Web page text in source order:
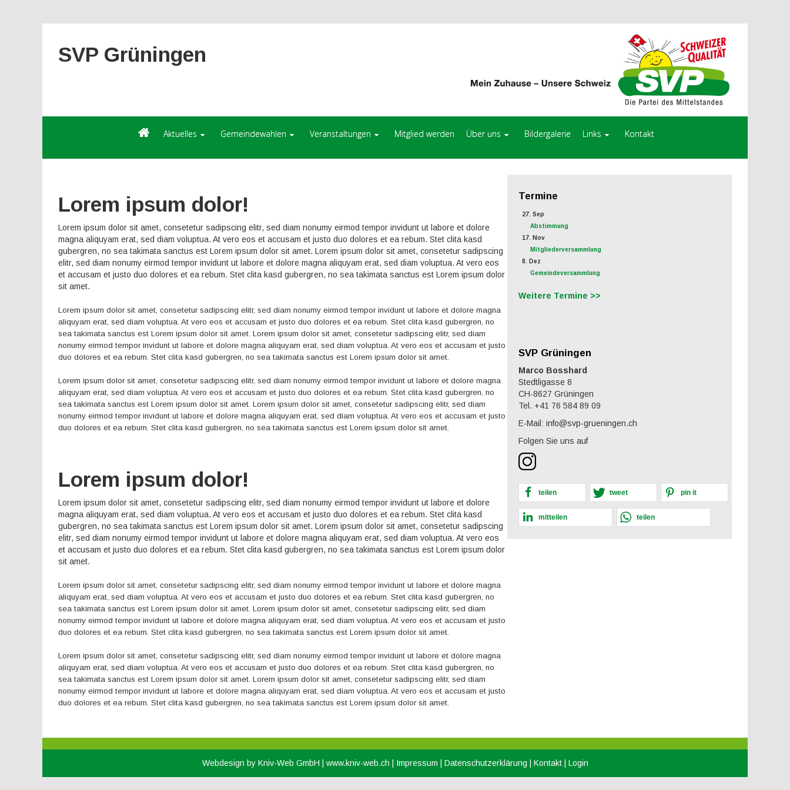
SVP Grüningen
Aktuelles Gemeindewahlen Veranstaltungen Mitglied werden Über uns Bildergalerie Links Kontakt
Lorem ipsum dolor!
Lorem ipsum dolor sit amet, consetetur sadipscing elitr, sed diam nonumy eirmod tempor invidunt ut labore et dolore
magna aliquyam erat, sed diam voluptua. At vero eos et accusam et justo duo dolores et ea rebum. Stet clita kasd
gubergren, no sea takimata sanctus est Lorem ipsum dolor sit amet. Lorem ipsum dolor sit amet, consetetur sadipscing
elitr, sed diam nonumy eirmod tempor invidunt ut labore et dolore magna aliquyam erat, sed diam voluptua. At vero eos
et accusam et justo duo dolores et ea rebum. Stet clita kasd gubergren, no sea takimata sanctus est Lorem ipsum dolor
sit amet.
Lorem ipsum dolor sit amet, consetetur sadipscing elitr, sed diam nonumy eirmod tempor invidunt ut labore et dolore magna
aliquyam erat, sed diam voluptua. At vero eos et accusam et justo duo dolores et ea rebum. Stet clita kasd gubergren, no
sea takimata sanctus est Lorem ipsum dolor sit amet. Lorem ipsum dolor sit amet, consetetur sadipscing elitr, sed diam
nonumy eirmod tempor invidunt ut labore et dolore magna aliquyam erat, sed diam voluptua. At vero eos et accusam et justo
duo dolores et ea rebum. Stet clita kasd gubergren, no sea takimata sanctus est Lorem ipsum dolor sit amet.
Lorem ipsum dolor sit amet, consetetur sadipscing elitr, sed diam nonumy eirmod tempor invidunt ut labore et dolore magna
aliquyam erat, sed diam voluptua. At vero eos et accusam et justo duo dolores et ea rebum. Stet clita kasd gubergren, no
sea takimata sanctus est Lorem ipsum dolor sit amet. Lorem ipsum dolor sit amet, consetetur sadipscing elitr, sed diam
nonumy eirmod tempor invidunt ut labore et dolore magna aliquyam erat, sed diam voluptua. At vero eos et accusam et justo
duo dolores et ea rebum. Stet clita kasd gubergren, no sea takimata sanctus est Lorem ipsum dolor sit amet.
Lorem ipsum dolor!
Lorem ipsum dolor sit amet, consetetur sadipscing elitr, sed diam nonumy eirmod tempor invidunt ut labore et dolore
magna aliquyam erat, sed diam voluptua. At vero eos et accusam et justo duo dolores et ea rebum. Stet clita kasd
gubergren, no sea takimata sanctus est Lorem ipsum dolor sit amet. Lorem ipsum dolor sit amet, consetetur sadipscing
elitr, sed diam nonumy eirmod tempor invidunt ut labore et dolore magna aliquyam erat, sed diam voluptua. At vero eos
et accusam et justo duo dolores et ea rebum. Stet clita kasd gubergren, no sea takimata sanctus est Lorem ipsum dolor
sit amet.
Lorem ipsum dolor sit amet, consetetur sadipscing elitr, sed diam nonumy eirmod tempor invidunt ut labore et dolore magna
aliquyam erat, sed diam voluptua. At vero eos et accusam et justo duo dolores et ea rebum. Stet clita kasd gubergren, no
sea takimata sanctus est Lorem ipsum dolor sit amet. Lorem ipsum dolor sit amet, consetetur sadipscing elitr, sed diam
nonumy eirmod tempor invidunt ut labore et dolore magna aliquyam erat, sed diam voluptua. At vero eos et accusam et justo
duo dolores et ea rebum. Stet clita kasd gubergren, no sea takimata sanctus est Lorem ipsum dolor sit amet.
Lorem ipsum dolor sit amet, consetetur sadipscing elitr, sed diam nonumy eirmod tempor invidunt ut labore et dolore magna
aliquyam erat, sed diam voluptua. At vero eos et accusam et justo duo dolores et ea rebum. Stet clita kasd gubergren, no
sea takimata sanctus est Lorem ipsum dolor sit amet. Lorem ipsum dolor sit amet, consetetur sadipscing elitr, sed diam
nonumy eirmod tempor invidunt ut labore et dolore magna aliquyam erat, sed diam voluptua. At vero eos et accusam et justo
duo dolores et ea rebum. Stet clita kasd gubergren, no sea takimata sanctus est Lorem ipsum dolor sit amet.
Termine
27. Sep
Abstimmung
17. Nov
Mitgliederversammlung
8. Dez
Gemeindeversammlung
Weitere Termine >>
SVP Grüningen
Marco Bosshard
Stedtligasse 8
CH-8627 Grüningen
Tel. +41 76 584 89 09
E-Mail: info@svp-grueningen.ch
Folgen Sie uns auf
teilen tweet pin it
mitteilen teilen
Webdesign by Kniv-Web GmbH | www.kniv-web.ch Impressum Datenschutzerklärung Kontakt| Login